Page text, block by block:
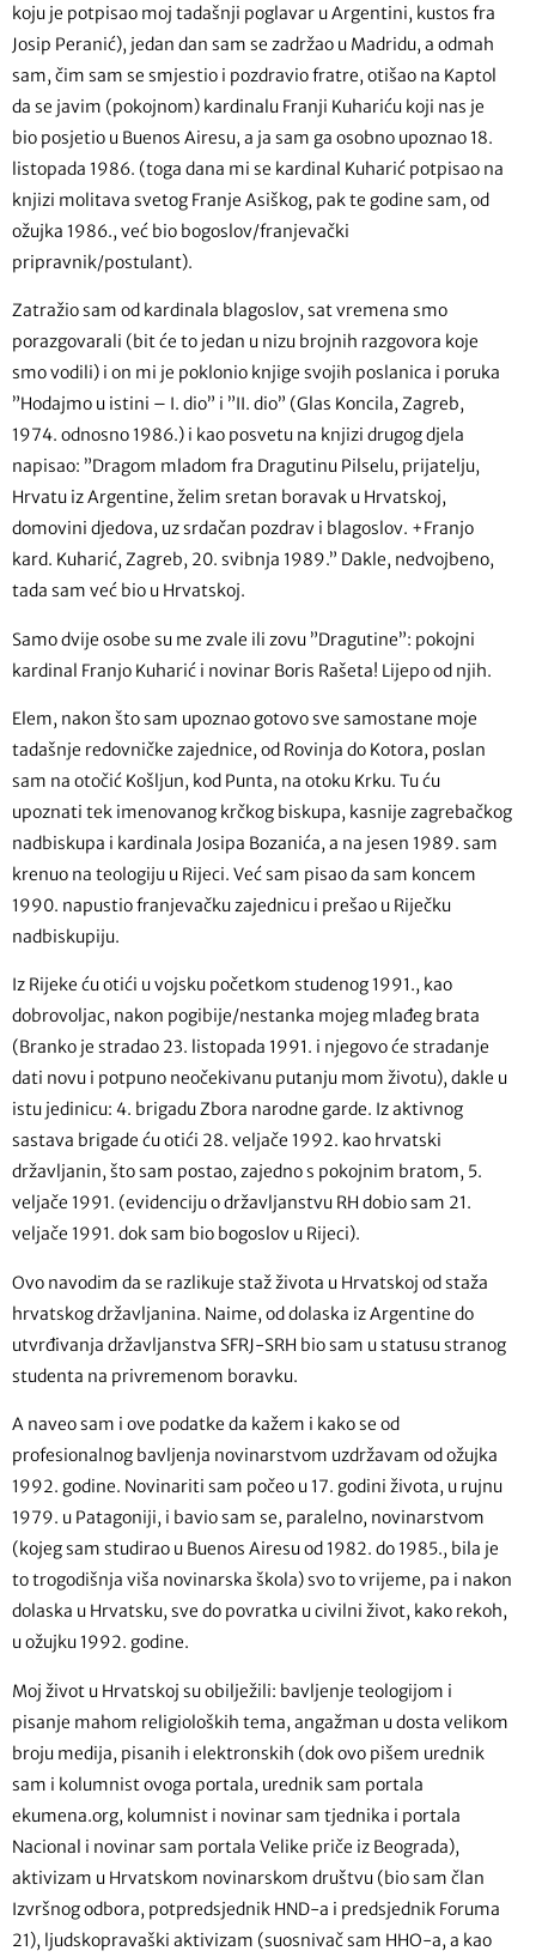
koju je potpisao moj tadašnji poglavar u Argentini, kustos fra
Josip Peranić), jedan dan sam se zadržao u Madridu, a odmah
sam, čim sam se smjestio i pozdravio fratre, otišao na Kaptol
da se javim (pokojnom) kardinalu Franji Kuhariću koji nas je
bio posjetio u Buenos Airesu, a ja sam ga osobno upoznao 18.
listopada 1986. (toga dana mi se kardinal Kuharić potpisao na
knjizi molitava svetog Franje Asiškog, pak te godine sam, od
ožujka 1986., već bio bogoslov/franjevački
pripravnik/postulant).
Zatražio sam od kardinala blagoslov, sat vremena smo
porazgovarali (bit će to jedan u nizu brojnih razgovora koje
smo vodili) i on mi je poklonio knjige svojih poslanica i poruka
”Hodajmo u istini – I. dio” i ”II. dio” (Glas Koncila, Zagreb,
1974. odnosno 1986.) i kao posvetu na knjizi drugog djela
napisao: ”Dragom mladom fra Dragutinu Pilselu, prijatelju,
Hrvatu iz Argentine, želim sretan boravak u Hrvatskoj,
domovini djedova, uz srdačan pozdrav i blagoslov. +Franjo
kard. Kuharić, Zagreb, 20. svibnja 1989.” Dakle, nedvojbeno,
tada sam već bio u Hrvatskoj.
Samo dvije osobe su me zvale ili zovu ”Dragutine”: pokojni
kardinal Franjo Kuharić i novinar Boris Rašeta! Lijepo od njih.
Elem, nakon što sam upoznao gotovo sve samostane moje
tadašnje redovničke zajednice, od Rovinja do Kotora, poslan
sam na otočić Košljun, kod Punta, na otoku Krku. Tu ću
upoznati tek imenovanog krčkog biskupa, kasnije zagrebačkog
nadbiskupa i kardinala Josipa Bozanića, a na jesen 1989. sam
krenuo na teologiju u Rijeci. Već sam pisao da sam koncem
1990. napustio franjevačku zajednicu i prešao u Riječku
nadbiskupiju.
Iz Rijeke ću otići u vojsku početkom studenog 1991., kao
dobrovoljac, nakon pogibije/nestanka mojeg mlađeg brata
(Branko je stradao 23. listopada 1991. i njegovo će stradanje
dati novu i potpuno neočekivanu putanju mom životu), dakle u
istu jedinicu: 4. brigadu Zbora narodne garde. Iz aktivnog
sastava brigade ću otići 28. veljače 1992. kao hrvatski
državljanin, što sam postao, zajedno s pokojnim bratom, 5.
veljače 1991. (evidenciju o državljanstvu RH dobio sam 21.
veljače 1991. dok sam bio bogoslov u Rijeci).
Ovo navodim da se razlikuje staž života u Hrvatskoj od staža
hrvatskog državljanina. Naime, od dolaska iz Argentine do
utvrđivanja državljanstva SFRJ-SRH bio sam u statusu stranog
studenta na privremenom boravku.
A naveo sam i ove podatke da kažem i kako se od
profesionalnog bavljenja novinarstvom uzdržavam od ožujka
1992. godine. Novinariti sam počeo u 17. godini života, u rujnu
1979. u Patagoniji, i bavio sam se, paralelno, novinarstvom
(kojeg sam studirao u Buenos Airesu od 1982. do 1985., bila je
to trogodišnja viša novinarska škola) svo to vrijeme, pa i nakon
dolaska u Hrvatsku, sve do povratka u civilni život, kako rekoh,
u ožujku 1992. godine.
Moj život u Hrvatskoj su obilježili: bavljenje teologijom i
pisanje mahom religioloških tema, angažman u dosta velikom
broju medija, pisanih i elektronskih (dok ovo pišem urednik
sam i kolumnist ovoga portala, urednik sam portala
ekumena.org, kolumnist i novinar sam tjednika i portala
Nacional i novinar sam portala Velike priče iz Beograda),
aktivizam u Hrvatskom novinarskom društvu (bio sam član
Izvršnog odbora, potpredsjednik HND-a i predsjednik Foruma
21), ljudskopravaški aktivizam (suosnivač sam HHO-a, a kao